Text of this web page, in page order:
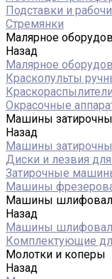
Подставки и
Стремянки
Малярное
Назад
Малярное
Краскопульты
Краскораспылители
Окрасочные
Машины
Назад
Машины
Диски и лезвия
Затирочные
Машины
Машины
Назад
Машины
Комплектующие
Молотки и коперы
Назад